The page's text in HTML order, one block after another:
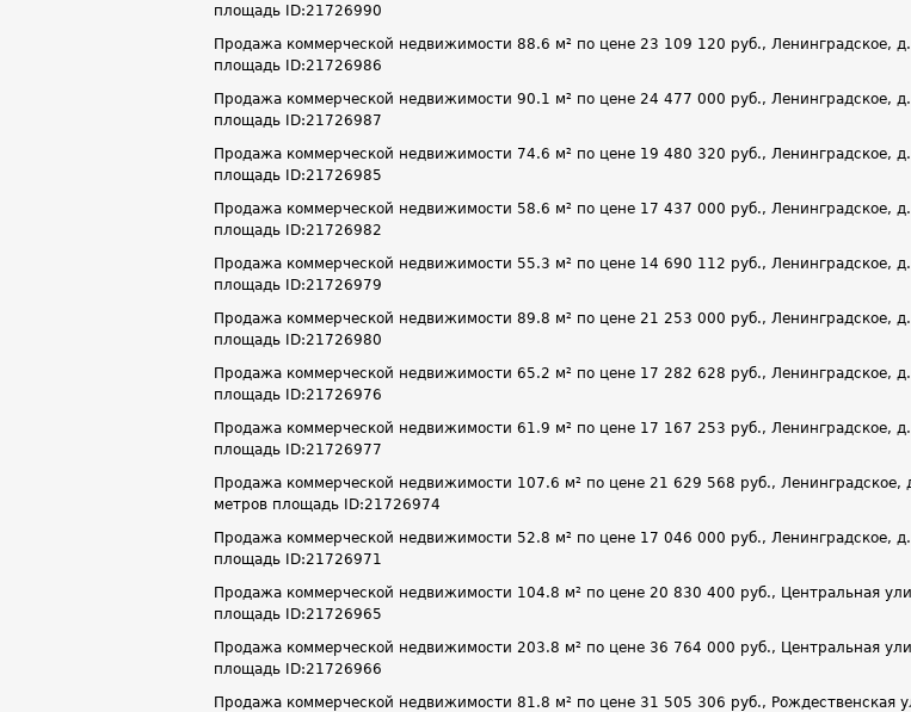
площадь ID:21726990
Продажа коммерческой недвижимости 88.6 м² по цене 23 109 120 руб., Ленинградское,
площадь ID:21726986
Продажа коммерческой недвижимости 90.1 м² по цене 24 477 000 руб., Ленинградское,
площадь ID:21726987
Продажа коммерческой недвижимости 74.6 м² по цене 19 480 320 руб., Ленинградское,
площадь ID:21726985
Продажа коммерческой недвижимости 58.6 м² по цене 17 437 000 руб., Ленинградское,
площадь ID:21726982
Продажа коммерческой недвижимости 55.3 м² по цене 14 690 112 руб., Ленинградское,
площадь ID:21726979
Продажа коммерческой недвижимости 89.8 м² по цене 21 253 000 руб., Ленинградское,
площадь ID:21726980
Продажа коммерческой недвижимости 65.2 м² по цене 17 282 628 руб., Ленинградское,
площадь ID:21726976
Продажа коммерческой недвижимости 61.9 м² по цене 17 167 253 руб., Ленинградское,
площадь ID:21726977
Продажа коммерческой недвижимости 107.6 м² по цене 21 629 568 руб., Ленинградское,
метров площадь ID:21726974
Продажа коммерческой недвижимости 52.8 м² по цене 17 046 000 руб., Ленинградское,
площадь ID:21726971
Продажа коммерческой недвижимости 104.8 м² по цене 20 830 400 руб., Центральная
площадь ID:21726965
Продажа коммерческой недвижимости 203.8 м² по цене 36 764 000 руб., Центральная
площадь ID:21726966
Продажа коммерческой недвижимости 81.8 м² по цене 31 505 306 руб., Рождественская